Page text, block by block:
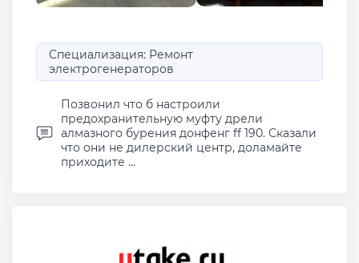
Специализация: Ремонт
электрогенераторов
Позвонил что б настроили
предохранительную муфту дрели
алмазного бурения донфенг ff 190. Сказали
что они не дилерский центр, доламайте
приходите ...